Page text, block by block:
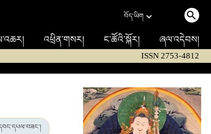
བོད་ཡིག
འཕྲིན་གསར། ང་ཚོའི་སྐོར། ཞལ་འདེབས།
ISSN 2753-4812